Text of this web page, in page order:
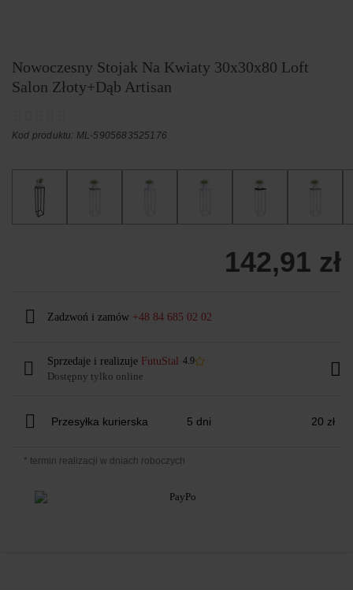
Nowoczesny Stojak Na Kwiaty 30x30x80 Loft
Salon Złoty+Dąb Artisan
Kod produktu: ML-5905683525176
142,91 zł
Zadzwoń i zamów +48 84 685 02 02
Sprzedaje i realizuje FutuStal 4.9
Dostępny tylko online
Przesyłka kurierska 5 dni 20 zł
* termin realizacji w dniach roboczych